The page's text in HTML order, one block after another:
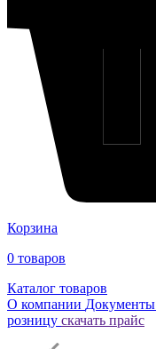
Корзина
0 товаров
Каталог товаров
О компании Документы
розницу скачать прайс